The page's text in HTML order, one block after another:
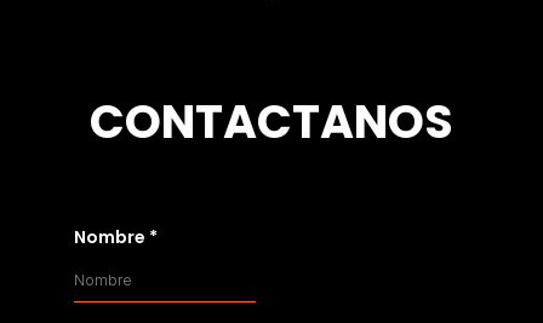
CONTACTANOS
Nombre *